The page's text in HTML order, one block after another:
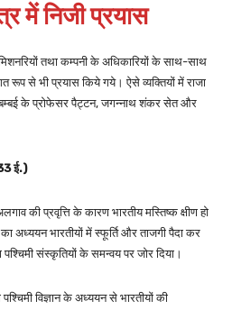
में निजी प्रयास
तथा कम्पनी के अधिकारियों के साथ-साथ
रूप से भी प्रयास किये गये। ऐसे व्यक्तियों में राजा
बम्बई के प्रोफेसर पैट्टन, जगन्नाथ शंकर सेत और
ई.)
की प्रवृत्ति के कारण भारतीय मस्तिष्क क्षीण हो
का अध्ययन भारतीयों में स्फूर्ति और ताजगी पैदा कर
संस्कृतियों के समन्वय पर जोर दिया।
विज्ञान के अध्ययन से भारतीयों की